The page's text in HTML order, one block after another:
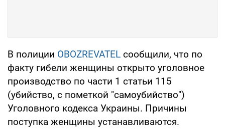
В полиции OBOZREVATEL сообщили, что по
факту гибели женщины открыто уголовное
производство по части 1 статьи 115
(убийство, с пометкой "самоубийство")
Уголовного кодекса Украины. Причины
поступка женщины устанавливаются.